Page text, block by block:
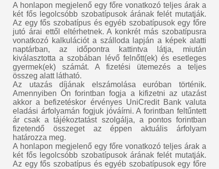
A honlapon megjelenő egy főre vonatkozó teljes árak a
két fős legolcsóbb szobatípusok árának felét mutatják.
Az egy fős szobatípus és egyéb szobatípusok egy főre
jutó árai ettől eltérhetnek. A konkrét más szobatípusra
vonatkozó kalkulációt a szálloda lapján a képek alatti
naptárban, az időpontra kattintva látja, miután
kiválasztotta a szobában lévő felnőtt(ek) és esetleges
gyermek(ek) számát. A fizetési ütemezés a teljes
összeg alatt látható.
Az utazás díjának elszámolása euróban történik.
Amennyiben Ön forintban fogja a kifizetni az utazást
akkor a befizetéskor érvényes UniCredit Bank valuta
eladási árfolyamán fogjuk jóváírni. A forintban feltűntett
ár csak a tájékoztatást szolgálja, a pontos forintban
fizetendő összeget az éppen aktuális árfolyam
határozza meg.
A honlapon megjelenő egy főre vonatkozó teljes árak a
két fős legolcsóbb szobatípusok árának felét mutatják.
Az egy fős szobatípus és egyéb szobatípusok egy főre